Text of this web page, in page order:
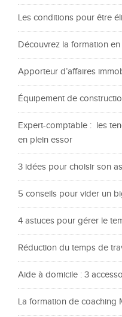
Les conditions pour être
Découvrez la formation
Apporteur d’affaires
Équipement de
Expert-comptable : les
en plein essor
3 idées pour choisir son
5 conseils pour vider un
4 astuces pour gérer le
Réduction du temps de
Aide à domicile : 3
La formation de coaching